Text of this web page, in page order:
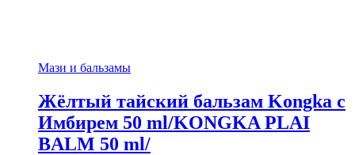
Мази и бальзамы
Жёлтый тайский бальзам Kongka с
Имбирем 50 ml/KONGKA PLAI
BALM 50 ml/